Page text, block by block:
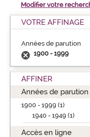
Modifier votre
VOTRE AFFINAGE
Années de parution
1900 - 1999
AFFINER
Années de parution
1900 - 1999 (1)
1940 - 1949 (1)
Accès en ligne